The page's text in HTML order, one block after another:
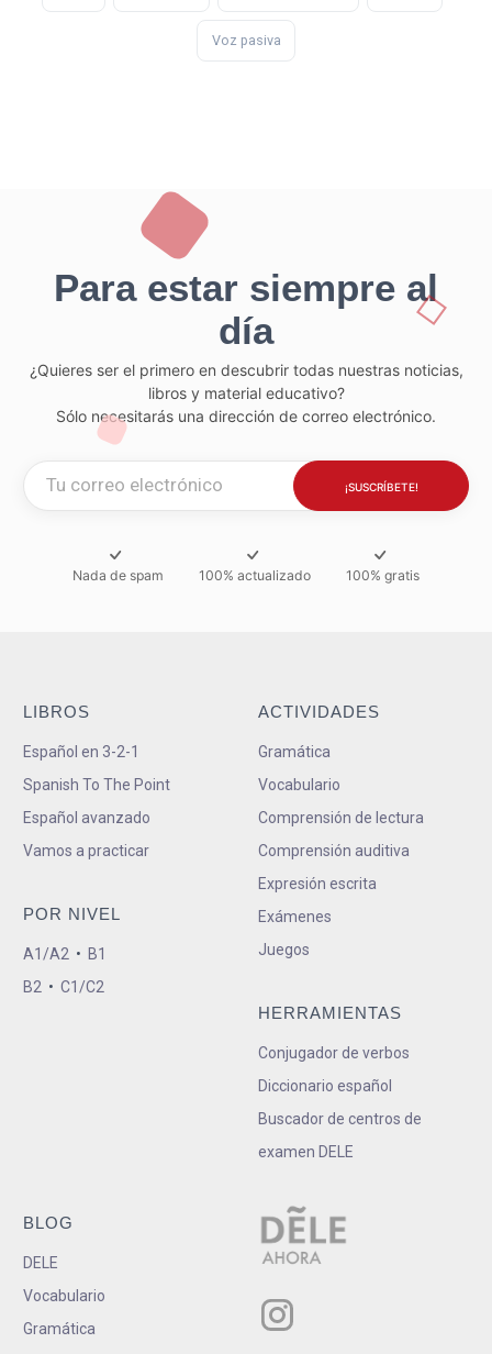
Voz pasiva
Para estar siempre al
día
¿Quieres ser el primero en descubrir todas nuestras noticias,
libros y material educativo?
Sólo necesitarás una dirección de correo electrónico.
Nada de spam 100% actualizado 100% gratis
LIBROS
Español en 3-2-1
Spanish To The Point
Español avanzado
Vamos a practicar
POR NIVEL
A1/A2 • B1
B2 • C1/C2
ACTIVIDADES
Gramática
Vocabulario
Comprensión de lectura
Comprensión auditiva
Expresión escrita
Exámenes
Juegos
HERRAMIENTAS
Conjugador de verbos
Diccionario español
Buscador de centros de
examen DELE
BLOG
DELE
Vocabulario
Gramática